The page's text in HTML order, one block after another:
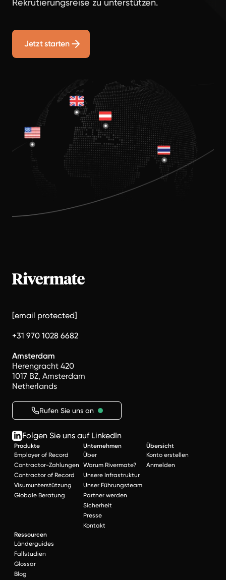
Rekrutierungsreise zu unterstützen.
Jetzt starten
[email protected]
+31 970 1028 6682
Amsterdam
Herengracht 420
1017 BZ, Amsterdam
Netherlands
Rufen Sie uns an
Folgen Sie uns auf LinkedIn
Produkte
Employer of Record
Contractor-Zahlungen
Contractor of Record
Visumunterstützung
Globale Beratung
Unternehmen
Über
Warum Rivermate?
Unsere Infrastruktur
Unser Führungsteam
Partner werden
Sicherheit
Presse
Kontakt
Übersicht
Konto erstellen
Anmelden
Ressourcen
Länderguides
Fallstudien
Glossar
Blog